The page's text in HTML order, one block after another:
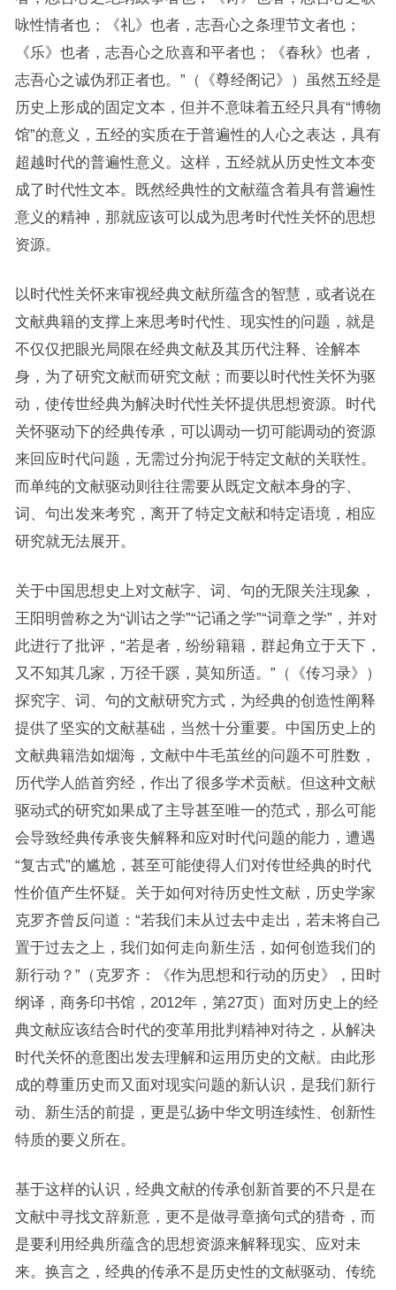
咏性情者也；《礼》也者，志吾心之条理节文者也；
《乐》也者，志吾心之欣喜和平者也；《春秋》也者，
志吾心之诚伪邪正者也。”（《尊经阁记》）虽然五经是
历史上形成的固定文本，但并不意味着五经只具有“博物
馆”的意义，五经的实质在于普遍性的人心之表达，具有
超越时代的普遍性意义。这样，五经就从历史性文本变
成了时代性文本。既然经典性的文献蕴含着具有普遍性
意义的精神，那就应该可以成为思考时代性关怀的思想
资源。
以时代性关怀来审视经典文献所蕴含的智慧，或者说在
文献典籍的支撑上来思考时代性、现实性的问题，就是
不仅仅把眼光局限在经典文献及其历代注释、诠解本
身，为了研究文献而研究文献；而要以时代性关怀为驱
动，使传世经典为解决时代性关怀提供思想资源。时代
关怀驱动下的经典传承，可以调动一切可能调动的资源
来回应时代问题，无需过分拘泥于特定文献的关联性。
而单纯的文献驱动则往往需要从既定文献本身的字、
词、句出发来考究，离开了特定文献和特定语境，相应
研究就无法展开。
关于中国思想史上对文献字、词、句的无限关注现象，
王阳明曾称之为“训诂之学”“记诵之学”“词章之学”，并对
此进行了批评，“若是者，纷纷籍籍，群起角立于天下，
又不知其几家，万径千蹊，莫知所适。”（《传习录》）
探究字、词、句的文献研究方式，为经典的创造性阐释
提供了坚实的文献基础，当然十分重要。中国历史上的
文献典籍浩如烟海，文献中牛毛茧丝的问题不可胜数，
历代学人皓首穷经，作出了很多学术贡献。但这种文献
驱动式的研究如果成了主导甚至唯一的范式，那么可能
会导致经典传承丧失解释和应对时代问题的能力，遭遇
“复古式”的尴尬，甚至可能使得人们对传世经典的时代
性价值产生怀疑。关于如何对待历史性文献，历史学家
克罗齐曾反问道：“若我们未从过去中走出，若未将自己
置于过去之上，我们如何走向新生活，如何创造我们的
新行动？”（克罗齐：《作为思想和行动的历史》，田时
纲译，商务印书馆，2012年，第27页）面对历史上的经
典文献应该结合时代的变革用批判精神对待之，从解决
时代关怀的意图出发去理解和运用历史的文献。由此形
成的尊重历史而又面对现实问题的新认识，是我们新行
动、新生活的前提，更是弘扬中华文明连续性、创新性
特质的要义所在。
基于这样的认识，经典文献的传承创新首要的不只是在
文献中寻找文辞新意，更不是做寻章摘句式的猎奇，而
是要利用经典所蕴含的思想资源来解释现实、应对未
来。换言之，经典的传承不是历史性的文献驱动、传统